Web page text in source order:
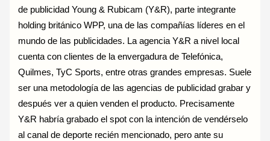
de publicidad Young & Rubicam (Y&R), parte integrante
holding británico WPP, una de las compañías líderes en el
mundo de las publicidades. La agencia Y&R a nivel local
cuenta con clientes de la envergadura de Telefónica,
Quilmes, TyC Sports, entre otras grandes empresas. Suele
ser una metodología de las agencias de publicidad grabar y
después ver a quien venden el producto. Precisamente
Y&R habría grabado el spot con la intención de vendérselo
al canal de deporte recién mencionado, pero ante su